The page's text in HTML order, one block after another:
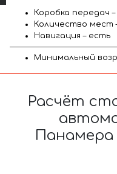
Коробка передач
Количество мест
Навигация – есть
Минимальный
Расчёт
Панамера